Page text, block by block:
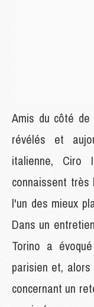
Amis du côté
révélés et
italienne, Ciro
connaissent
l'un des mieux
Dans un
Torino a
parisien et,
concernant un